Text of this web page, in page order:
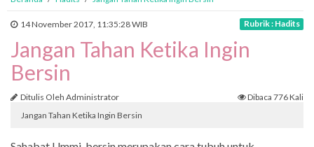
14 November 2017, 11:35:28 WIB Rubrik : Hadits
Jangan Tahan Ketika Ingin
Bersin
Ditulis Oleh Administrator
Dibaca 776 Kali
Jangan Tahan Ketika Ingin Bersin